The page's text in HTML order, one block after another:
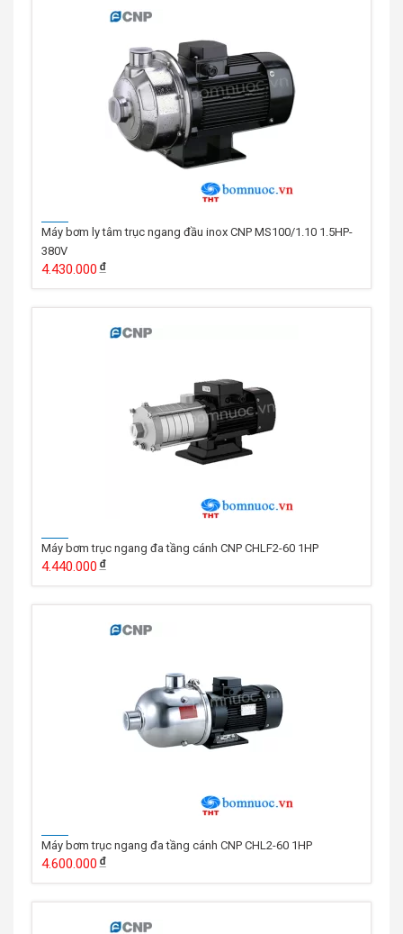
Máy bơm ly tâm trục ngang đầu inox CNP MS100/1.10 1.5HP-
380V
4.430.000
Máy bơm trục ngang đa tầng cánh CNP CHLF2-60 1HP
4.440.000
Máy bơm trục ngang đa tầng cánh CNP CHL2-60 1HP
4.600.000